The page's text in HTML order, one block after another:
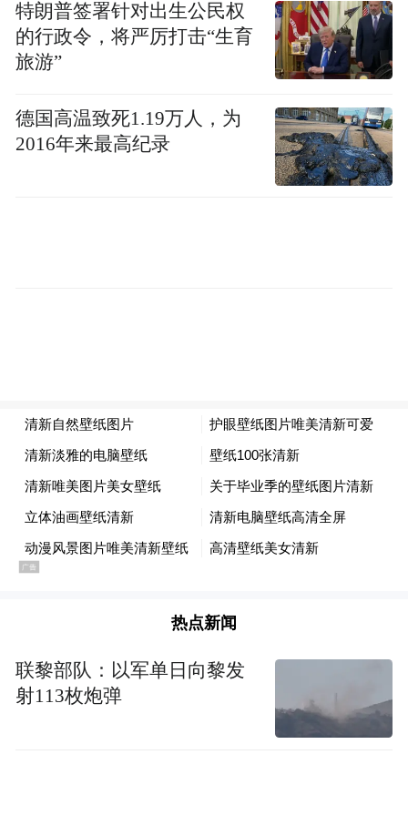
根据指示传票，瑞幸咖啡寻求召开受重组方
案影响的债权人会议，以考虑并在认为合适
开曼法院将在适当的时候确认审理日期，以
考虑是否应发布召集令。郭谨一表示，“通过
这一公告，我们在重组过程中又迈出了重要
时清盘人和瑞幸咖啡正积极与代表曾持有及
现持有美国存托股份（ADS）的投资者的海
外诉讼律师沟通，以达成和解协议。
划正有序推进，并已完成多个阶段性目标。
队没有任何关联，赢得投资人的继续信任；
其次，从瑞幸后来的表现看，现金流变得健
康、新品获得用户认可，也说明内部整个新
特朗普签署针对出生公民权
的行政令，将严厉打击“生育
旅游”
德国高温致死1.19万人，为
2016年来最高纪录
热点新闻
联黎部队：以军单日向黎发
射113枚炮弹